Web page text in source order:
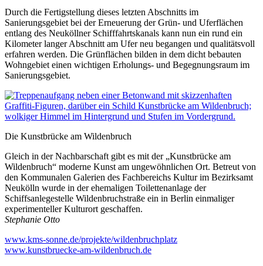
Durch die Fertigstellung dieses letzten Abschnitts im
Sanierungsgebiet bei der Erneuerung der Grün- und Uferflächen
entlang des Neuköllner Schifffahrtskanals kann nun ein rund ein
Kilometer langer Abschnitt am Ufer neu begangen und qualitätsvoll
erfahren werden. Die Grün­flächen bilden in dem dicht bebauten
Wohngebiet einen wichtigen Erholungs- und Begegnungsraum im
Sanierungsgebiet.
Die Kunstbrücke am Wildenbruch
Gleich in der Nachbarschaft gibt es mit der „Kunstbrücke am
Wildenbruch“ moderne Kunst am ungewöhnlichen Ort. Betreut von
den Kommunalen Galerien des Fachbereichs Kultur im Bezirks­amt
Neukölln wurde in der ehemaligen Toilettenanlage der
Schiffsanlegestelle Wildenbruchstraße ein in Berlin einmaliger
experimenteller Kulturort geschaffen.
Stephanie Otto
www.kms-sonne.de/projekte/wildenbruchplatz
www.kunstbruecke-am-wildenbruch.de